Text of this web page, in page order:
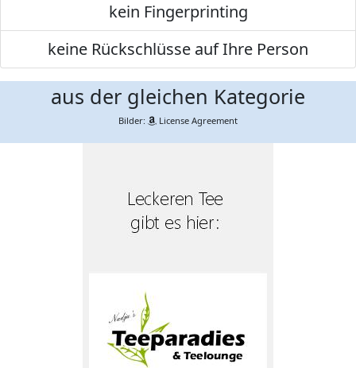
kein Fingerprinting
keine Rückschlüsse auf Ihre Person
aus der gleichen Kategorie
Bilder: License Agreement